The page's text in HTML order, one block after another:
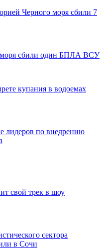
Черного моря сбили 7
моря сбили один БПЛА ВСУ
купания в водоемах
лидеров по внедрению
свой трек в шоу
сектора
в Сочи